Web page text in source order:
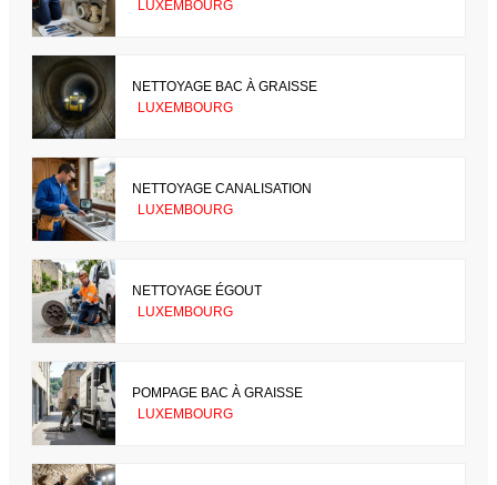
LUXEMBOURG
NETTOYAGE BAC À GRAISSE
LUXEMBOURG
NETTOYAGE CANALISATION
LUXEMBOURG
NETTOYAGE ÉGOUT
LUXEMBOURG
POMPAGE BAC À GRAISSE
LUXEMBOURG